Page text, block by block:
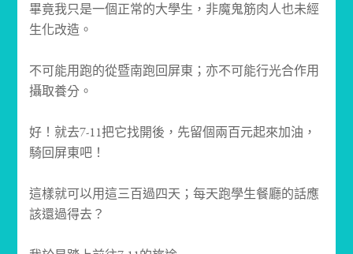
畢竟我只是一個正常的大學生，非魔鬼筋肉人也未經
生化改造。
不可能用跑的從暨南跑回屏東；亦不可能行光合作用
攝取養分。
好！就去7-11把它找開後，先留個兩百元起來加油，
騎回屏東吧！
這樣就可以用這三百過四天；每天跑學生餐廳的話應
該還過得去？